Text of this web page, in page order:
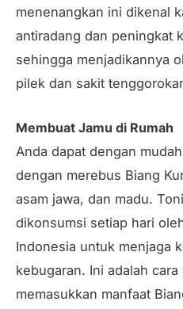
menenangkan ini dikenal
antiradang dan peningkat
sehingga menjadikannya
pilek dan sakit
Membuat Jamu di Rumah
Anda dapat dengan
dengan merebus Biang
asam jawa, dan madu.
dikonsumsi setiap hari
Indonesia untuk menjaga
kebugaran. Ini adalah
memasukkan manfaat